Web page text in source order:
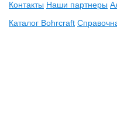
Контакты Наши партнеры
Каталог Bohrcraft